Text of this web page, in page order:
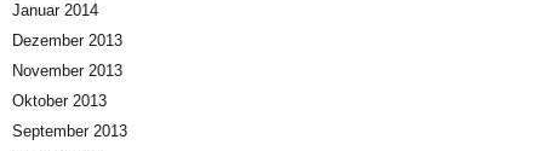
Januar 2014
Dezember 2013
November 2013
Oktober 2013
September 2013